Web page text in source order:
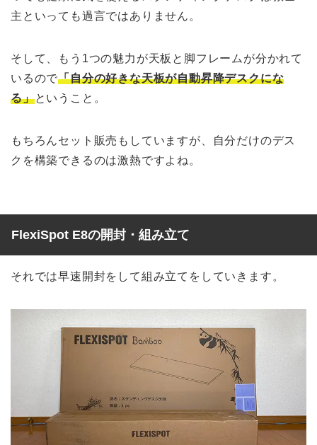
主といっても過言ではありません。
そして、もう1つの魅力が天板と脚フレームが分かれて
いるので「自分の好きな天板が自動昇降デスクにな
る」ということ。
もちろんセット販売もしていますが、自分だけのデス
クを構築できるのは激熱ですよね。
FlexiSpot E8の開封・組み立て
それでは早速開封をして組み立てをしていきます。